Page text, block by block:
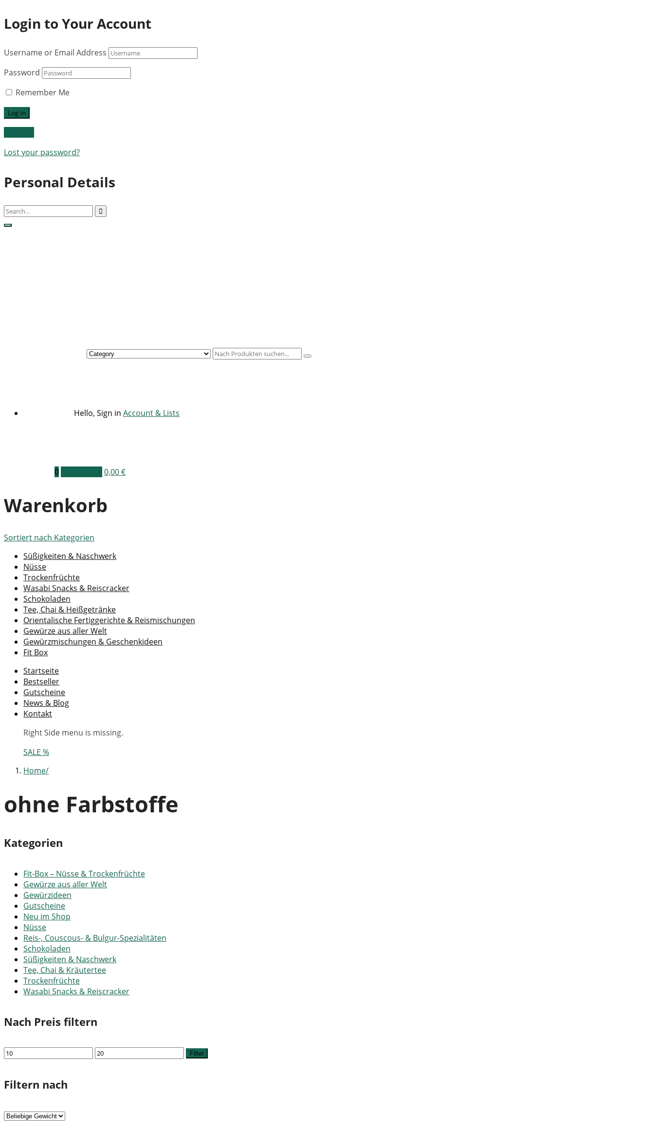
Login to Your Account
Username or Email Address
Password
Remember Me
Lost your password?
Personal Details
Hello, Sign in Account & Lists
0 0,00€
Warenkorb
Sortiert nach Kategorien
Süßigkeiten & Naschwerk
Nüsse
Trockenfrüchte
Wasabi Snacks & Reiscracker
Schokoladen
Tee, Chai & Heißgetränke
Orientalische Fertiggerichte & Reismischungen
Gewürze aus aller Welt
Gewürzmischungen & Geschenkideen
Fit Box
Startseite
Bestseller
Gutscheine
News & Blog
Kontakt
Right Side menu is missing.
SALE %
Home
ohne Farbstoffe
Kategorien
Fit-Box – Nüsse & Trockenfrüchte
Gewürze aus aller Welt
Gewürzideen
Gutscheine
Neu im Shop
Nüsse
Reis-, Couscous- & Bulgur-Spezialitäten
Schokoladen
Süßigkeiten & Naschwerk
Tee, Chai & Kräutertee
Trockenfrüchte
Wasabi Snacks & Reiscracker
Nach Preis filtern
Min.
Max.
Filter
Filtern nach